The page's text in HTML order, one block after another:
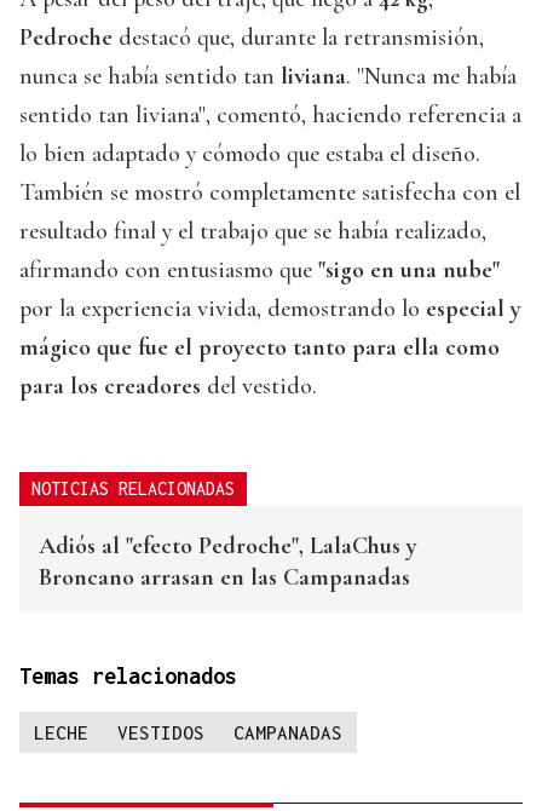
Pedroche destacó que, durante la retransmisión,
nunca se había sentido tan liviana. "Nunca me había
sentido tan liviana", comentó, haciendo referencia a
lo bien adaptado y cómodo que estaba el diseño.
También se mostró completamente satisfecha con el
resultado final y el trabajo que se había realizado,
afirmando con entusiasmo que "sigo en una nube"
por la experiencia vivida, demostrando lo especial y
mágico que fue el proyecto tanto para ella como
para los creadores del vestido.
NOTICIAS RELACIONADAS
Adiós al "efecto Pedroche", LalaChus y
Broncano arrasan en las Campanadas
Temas relacionados
LECHE VESTIDOS CAMPANADAS